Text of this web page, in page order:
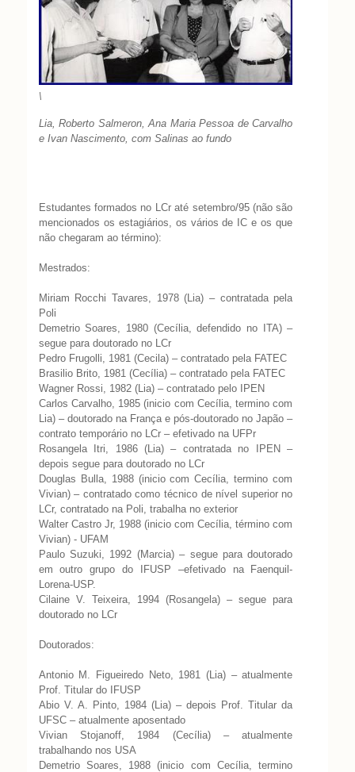
\
Lia, Roberto Salmeron, Ana Maria Pessoa de Carvalho
e Ivan Nascimento, com Salinas ao fundo
Estudantes formados no LCr até setembro/95 (não são
mencionados os estagiários, os vários de IC e os que
não chegaram ao término):
Mestrados:
Miriam Rocchi Tavares, 1978 (Lia) – contratada pela
Poli
Demetrio Soares, 1980 (Cecília, defendido no ITA) –
segue para doutorado no LCr
Pedro Frugolli, 1981 (Cecila) – contratado pela FATEC
Brasilio Brito, 1981 (Cecília) – contratado pela FATEC
Wagner Rossi, 1982 (Lia) – contratado pelo IPEN
Carlos Carvalho, 1985 (inicio com Cecília, termino com
Lia) – doutorado na França e pós-doutorado no Japão –
contrato temporário no LCr – efetivado na UFPr
Rosangela Itri, 1986 (Lia) – contratada no IPEN –
depois segue para doutorado no LCr
Douglas Bulla, 1988 (inicio com Cecília, termino com
Vivian) – contratado como técnico de nível superior no
LCr, contratado na Poli, trabalha no exterior
Walter Castro Jr, 1988 (inicio com Cecília, término com
Vivian) - UFAM
Paulo Suzuki, 1992 (Marcia) – segue para doutorado
em outro grupo do IFUSP –efetivado na Faenquil-
Lorena-USP.
Cilaine V. Teixeira, 1994 (Rosangela) – segue para
doutorado no LCr
Doutorados:
Antonio M. Figueiredo Neto, 1981 (Lia) – atualmente
Prof. Titular do IFUSP
Abio V. A. Pinto, 1984 (Lia) – depois Prof. Titular da
UFSC – atualmente aposentado
Vivian Stojanoff, 1984 (Cecília) – atualmente
trabalhando nos USA
Demetrio Soares, 1988 (inicio com Cecília, termino